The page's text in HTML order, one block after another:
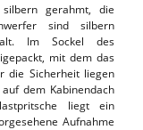
gerahmt, die
sind silbern
Im Sockel des
mit dem das
die Sicherheit liegen
dem Kabinendach
liegt ein
Aufnahme